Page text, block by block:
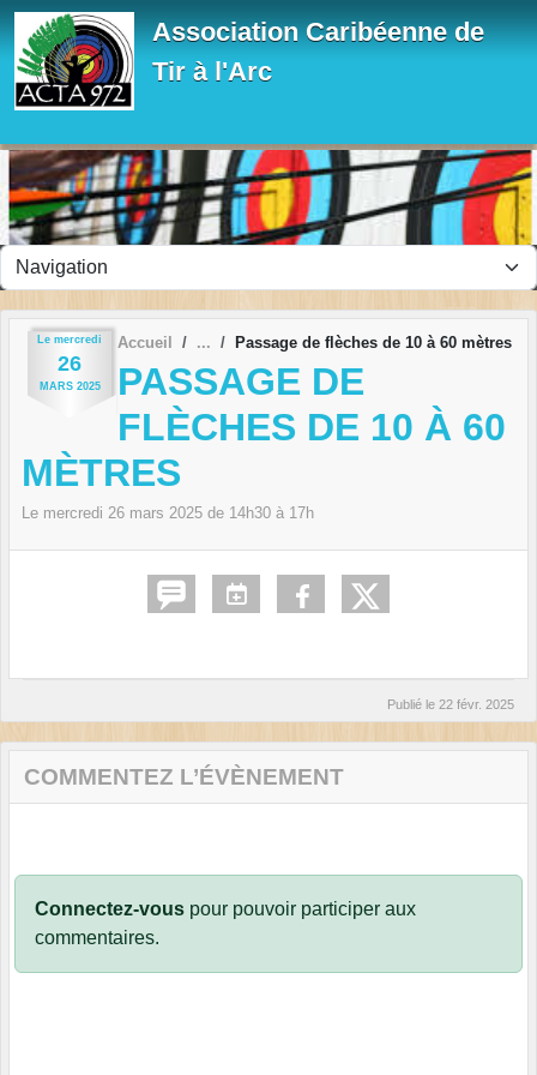
Association Caribéenne de
Tir à l'Arc
Le mercredi
26
MARS 2025
Accueil Passage de flèches de 10 à 60 mètres
PASSAGE DE
FLÈCHES DE 10 À 60
MÈTRES
Le mercredi 26 mars 2025 de 14h30 à 17h
Publié le 22 févr. 2025
COMMENTEZ L’ÉVÈNEMENT
Connectez-vous pour pouvoir participer aux
commentaires.
Panneau de gestion des cookies